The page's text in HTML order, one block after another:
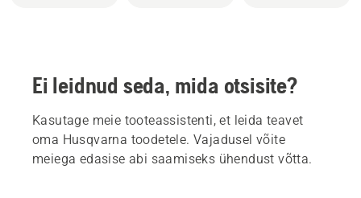
Ei leidnud seda, mida otsisite?
Kasutage meie tooteassistenti, et leida teavet
oma Husqvarna toodetele. Vajadusel võite
meiega edasise abi saamiseks ühendust võtta.